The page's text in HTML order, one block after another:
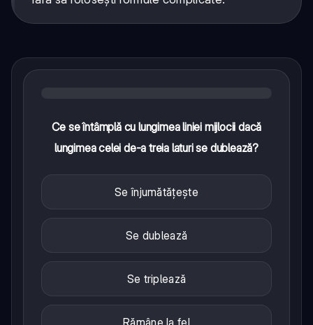
Ce se întâmplă cu lungimea liniei mijlocii dacă
lungimea celei de-a treia laturi se dublează?
Se înjumătățește
Se dublează
Se triplează